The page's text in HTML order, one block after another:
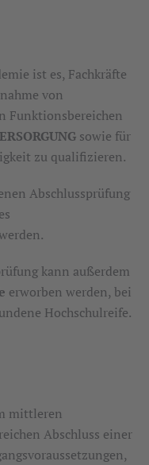
ist es, Fachkräfte
von
Funktionsbereichen
sowie für
zu qualifizieren.
Abschlussprüfung
kann außerdem
erworben werden, bei
Hochschulreife.
mittleren
Abschluss einer